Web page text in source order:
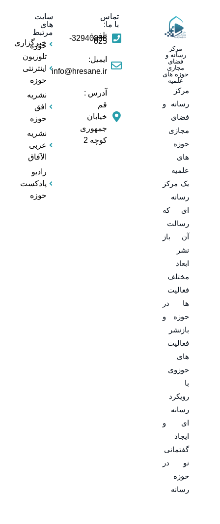
مرکز
رسانه و
فضای
مجازی
حوزه های
علمیه
مرکز
رسانه و
فضای
مجازی
حوزه
های
علمیه
یک مرکز
رسانه
ای که
رسالت
آن باز
نشر
ابعاد
مختلف
فعالیت
ها در
حوزه و
بازنشر
فعالیت
های
حوزوی
با
رویکرد
رسانه
ای و
ایجاد
گفتمانی
نو در
حوزه
رسانه
تماس
با ما:
تلفن:
32940838- 025
ایمیل:
info@hresane.ir
آدرس :
قم
خیابان
جمهوری
کوچه 2
سایت
های
مرتبط
خبرگزاری
حوزه
تلوزیون
اینترنتی
حوزه
نشریه
افق
حوزه
نشریه
عربی
الآفاق
رادیو
پادکست
حوزه